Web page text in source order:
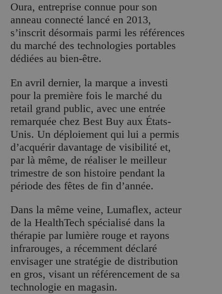
Oura, entreprise connue pour son
anneau connecté lancé en 2013,
s’inscrit désormais parmi les références
du marché des technologies portables
dédiées au bien-être.
En avril dernier, la marque a investi
pour la première fois le marché du
retail grand public, avec une entrée
remarquée chez Best Buy aux États-
Unis. Un déploiement qui lui a permis
d’acquérir davantage de visibilité et,
par là même, de réaliser le meilleur
trimestre de son histoire pendant la
période des fêtes de fin d’année.
Dans la même veine, Lumaflex, acteur
de la HealthTech spécialisé dans la
thérapie par lumière rouge et rayons
infrarouges, a récemment déclaré
envisager une stratégie de distribution
en gros, visant un référencement de sa
technologie en magasin.